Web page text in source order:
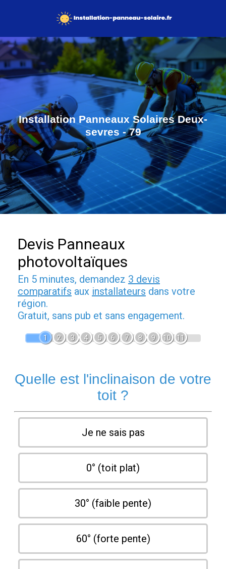
Installation Panneaux Solaires Deux-
sevres - 79
Devis Panneaux
photovoltaïques
En 5 minutes, demandez 3 devis
comparatifs aux installateurs dans votre
région.
Gratuit, sans pub et sans engagement.
1 2 3 4 5 6 7 8 9 10 11
Quelle est l'inclinaison de votre
toit ?
Je ne sais pas
0° (toit plat)
30° (faible pente)
60° (forte pente)